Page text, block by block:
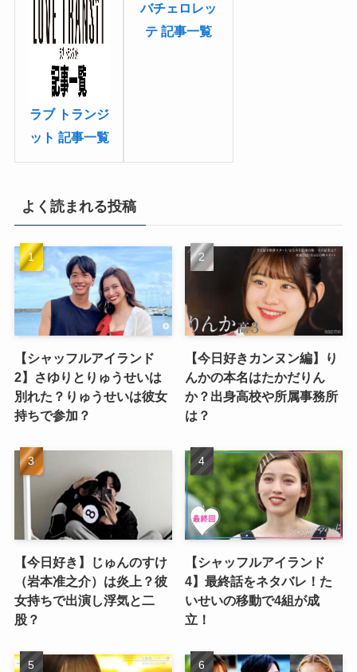
ラブ トランジ
ット 記事一覧
バチェロレッ
テ 記事一覧
よく読まれる投稿
【シャッフルアイランド
2】さゆりとりゅうせいは
別れた？りゅうせいは彼女
持ちで参加？
【今日好きカンヌン編】り
んかの本名はたかだりん
か？出身高校や所属事務所
は？
【今日好き】じゅんのすけ
（岩本准之介）は炎上？彼
女持ちで出演し浮気と二
股？
【シャッフルアイランド
4】最終話をネタバレ！た
いせいの移動で4組が成
立！